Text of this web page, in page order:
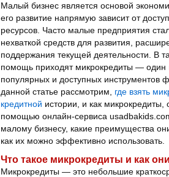
Малый бизнес является основой
его развитие напрямую зависит от
ресурсов. Часто малые предприятия
нехваткой средств для развития,
поддержания текущей деятельности. В
помощь приходят микрокредиты — один
популярных и доступных инструментов
данной статье рассмотрим, где взять
кредитной истории, и как
помощью онлайн-сервиса
малому бизнесу, какие преимущества
как их можно эффективно использовать.
Что такое микрокредиты и как
Микрокредиты — это небольшие